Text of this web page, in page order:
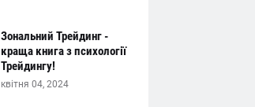
Зональний Трейдинг -
краща книга з психології
Трейдингу!
квітня 04, 2024